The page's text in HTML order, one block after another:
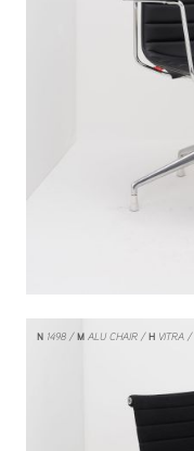
N1498 MALU CHAIR HVITRA